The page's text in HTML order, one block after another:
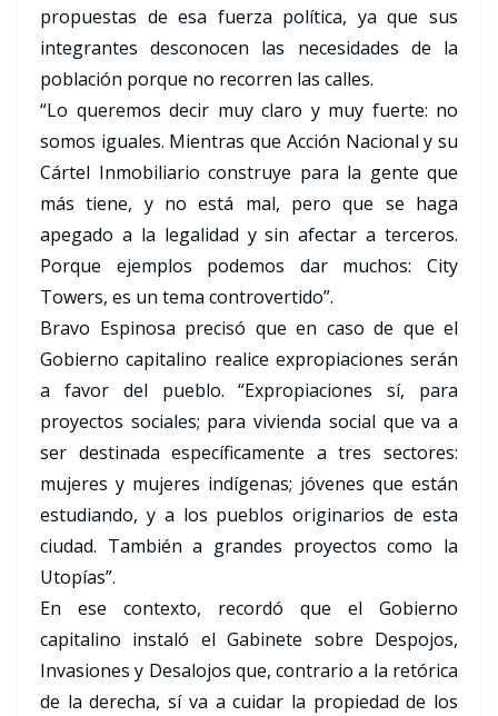
propuestas de esa fuerza política, ya que sus
integrantes desconocen las necesidades de la
población porque no recorren las calles.
“Lo queremos decir muy claro y muy fuerte: no
somos iguales. Mientras que Acción Nacional y su
Cártel Inmobiliario construye para la gente que
más tiene, y no está mal, pero que se haga
apegado a la legalidad y sin afectar a terceros.
Porque ejemplos podemos dar muchos: City
Towers, es un tema controvertido”.
Bravo Espinosa precisó que en caso de que el
Gobierno capitalino realice expropiaciones serán
a favor del pueblo. “Expropiaciones sí, para
proyectos sociales; para vivienda social que va a
ser destinada específicamente a tres sectores:
mujeres y mujeres indígenas; jóvenes que están
estudiando, y a los pueblos originarios de esta
ciudad. También a grandes proyectos como la
Utopías”.
En ese contexto, recordó que el Gobierno
capitalino instaló el Gabinete sobre Despojos,
Invasiones y Desalojos que, contrario a la retórica
de la derecha, sí va a cuidar la propiedad de los